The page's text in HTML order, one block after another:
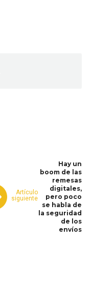
Artículo
siguiente
Hay un
boom de las
remesas
digitales,
pero poco
se habla de
la seguridad
de los
envíos